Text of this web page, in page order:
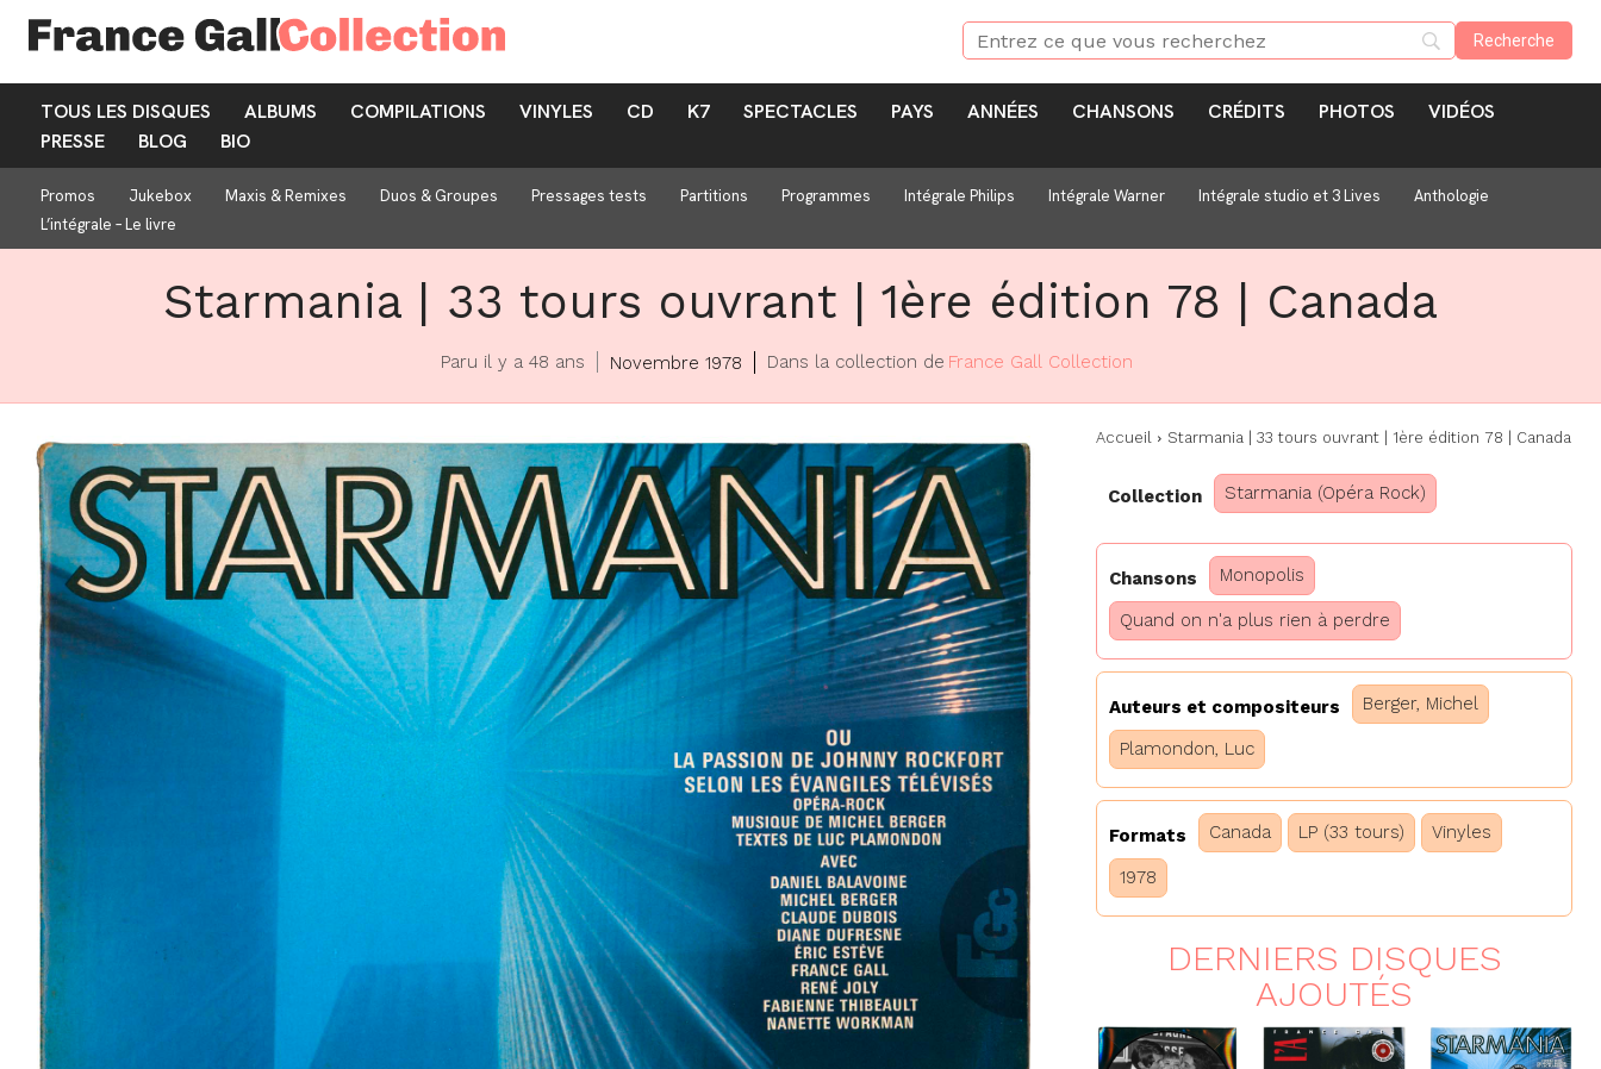
TOUS LES DISQUES ALBUMS COMPILATIONS VINYLES CD K7 SPECTACLES PAYS ANNÉES CHANSONS CRÉDITS PHOTOS
VIDÉOS
PRESSE
BLOG BIO
Promos Jukebox Maxis & Remixes Duos & Groupes Pressages tests Partitions Programmes Intégrale Philips Intégrale Warner Intégrale studio et 3 Lives
Anthologie
L’intégrale – Le livre
Starmania | 33 tours ouvrant | 1ère édition 78 | Canada
Paru il y a 48 ans Novembre 1978 Dans la collection de France Gall Collection
Accueil Starmania | 33 tours ouvrant | 1ère édition 78 | Canada
Collection Starmania (Opéra Rock)
Chansons Monopolis
Quand on n'a plus rien à perdre
Auteurs et compositeurs Berger, Michel
Plamondon, Luc
Formats Canada LP (33 tours) Vinyles
1978
DERNIERS DISQUES
AJOUTÉS